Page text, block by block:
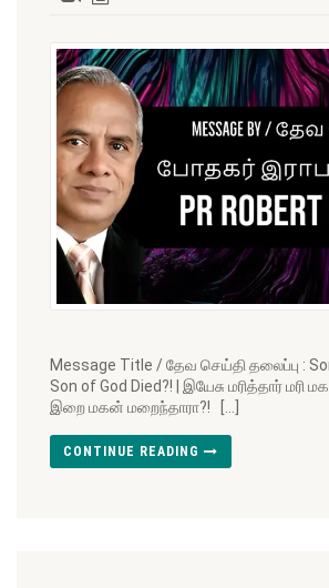
Message Title / தேவ செய்தி தலைப்பு :
Son of God Died?! | இயேசு மரித்தார் மரி
இறை மகன் மறைந்தாரா?! […]
CONTINUE READING